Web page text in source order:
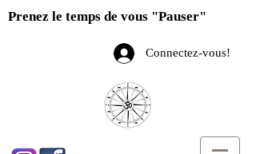
Prenez le temps de vous "Pauser"
Connectez-vous!